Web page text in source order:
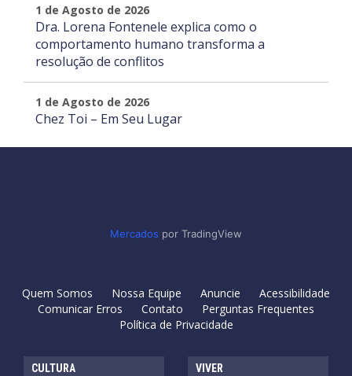
1 de Agosto de 2026
Dra. Lorena Fontenele explica como o
comportamento humano transforma a
resolução de conflitos
1 de Agosto de 2026
Chez Toi – Em Seu Lugar
Mercados por TradingView
Quem Somos Nossa Equipe Anuncie
Acessibilidade
Comunicar Erros
Contato
Perguntas Frequentes
Política de Privacidade
CULTURA VIVER